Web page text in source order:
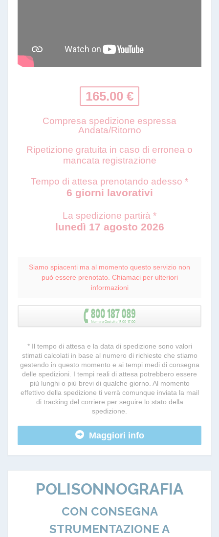
165.00 €
Compresa spedizione espressa
Andata/Ritorno
Ripetizione gratuita in caso di erronea o
mancata registrazione
Tempo di attesa prenotando adesso *
6 giorni lavorativi
La spedizione partirà *
lunedì 17 agosto 2026
Siamo spiacenti ma al momento questo servizio non
può essere prenotato. Chiamaci per ulteriori
informazioni
* Il tempo di attesa e la data di spedizione sono valori
stimati calcolati in base al numero di richieste che stiamo
gestendo in questo momento e ai tempi medi di consegna
delle spedizioni. I tempi reali di attesa potrebbero essere
più lunghi o più brevi di qualche giorno. Al momento
effettivo della spedizione ti verrà comunque inviata la mail
di tracking del corriere per seguire lo stato della
spedizione.
Maggiori info
POLISONNOGRAFIA
CON CONSEGNA
STRUMENTAZIONE A